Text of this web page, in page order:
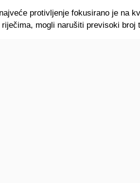
protivljenje fokusirano je na
riječima, mogli narušiti previsoki broj